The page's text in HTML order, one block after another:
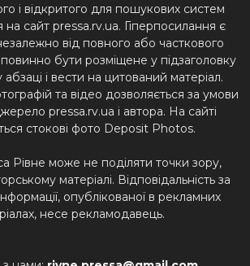
і відкритого для пошукових систем
на сайт pressa.rv.ua. Гіперпосилання є
від повного або часткового
бути розміщене у підзаголовку
і вести на цитований матеріал.
та відео дозволяється за умови
pressa.rv.ua і автора. На сайті
стокові фото Deposit Photos.
Рівне може не поділяти точки зору,
матеріалі. Відповідальність за
опублікованої в рекламних
несе рекламодавець.